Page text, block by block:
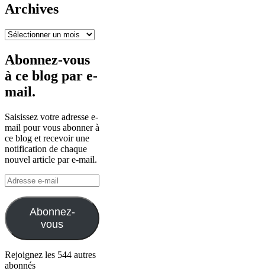
Archives
Archives
Abonnez-vous
à ce blog par e-
mail.
Saisissez votre adresse e-
mail pour vous abonner à
ce blog et recevoir une
notification de chaque
nouvel article par e-mail.
Adresse
e-
mail
Abonnez-
vous
Rejoignez les 544 autres
abonnés